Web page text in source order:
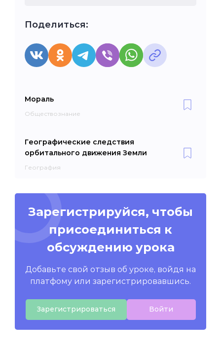
Поделиться:
Мораль
Обществознание
Географические следствия
орбитального движения Земли
География
Зарегистрируйся, чтобы
присоединиться к
обсуждению урока
Добавьте свой отзыв об уроке, войдя на
платфому или зарегистрировавшись.
Зарегистрироваться Войти